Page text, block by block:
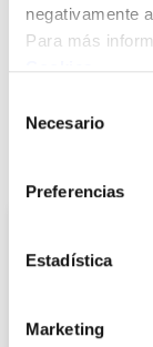
negativamente
Para más
Necesario
Preferencias
Estadística
Marketing